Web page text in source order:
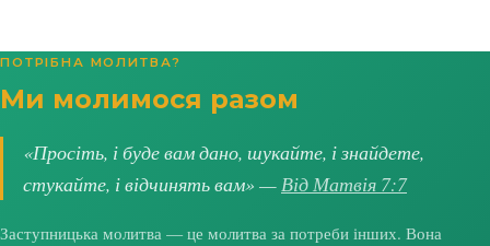
ПОТРІБНА МОЛИТВА?
Ми молимося разом
«Просіть, і буде вам дано, шукайте, і знайдете,
стукайте, і відчинять вам» —Від Матвія 7:7
Заступницька молитва — це молитва за потреби інших. Вона